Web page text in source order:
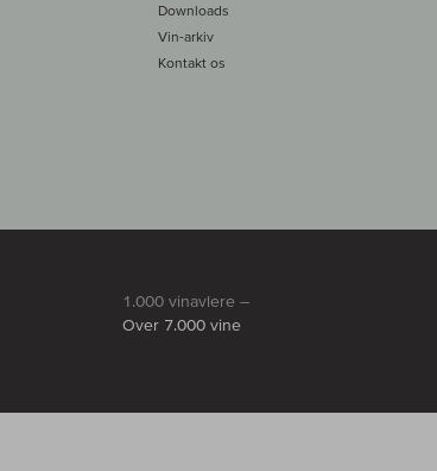
Downloads
Vin-arkiv
Kontakt os
1.000 vinavlere –
Over 7.000 vine